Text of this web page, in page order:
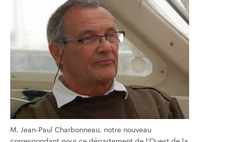
M. Jean-Paul Charbonneau, notre nouveau